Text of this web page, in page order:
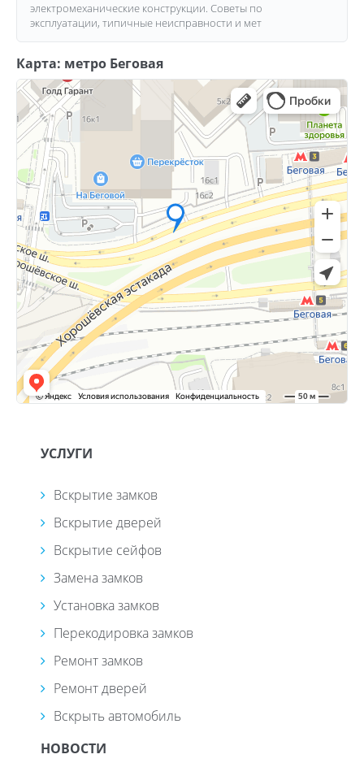
электромеханические конструкции. Советы по
эксплуатации, типичные неисправности и мет
Карта: метро Беговая
УСЛУГИ
Вскрытие замков
Вскрытие дверей
Вскрытие сейфов
Замена замков
Установка замков
Перекодировка замков
Ремонт замков
Ремонт дверей
Вскрыть автомобиль
НОВОСТИ